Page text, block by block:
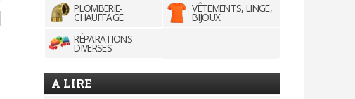
PLOMBERIE-
CHAUFFAGE
VÊTEMENTS, LINGE,
BIJOUX
RÉPARATIONS
DIVERSES
A LIRE